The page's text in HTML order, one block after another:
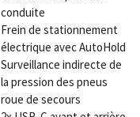
conduite
Frein de stationnement
électrique avec AutoHold
Surveillance indirecte de
la pression des pneus
roue de secours